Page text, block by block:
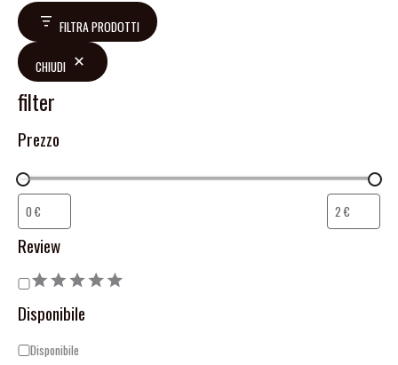
FILTRA PRODOTTI
CHIUDI
filter
Prezzo
Review
Disponibile
Disponibile